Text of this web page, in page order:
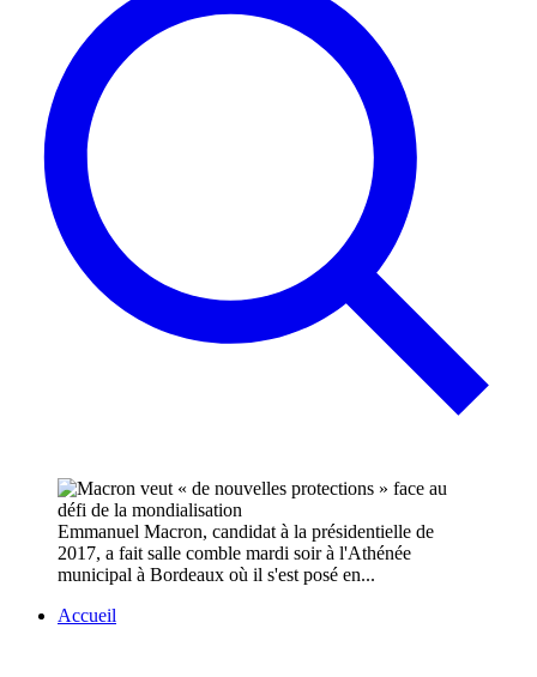
Emmanuel Macron, candidat à la présidentielle de
2017, a fait salle comble mardi soir à l'Athénée
municipal à Bordeaux où il s'est posé en...
Accueil